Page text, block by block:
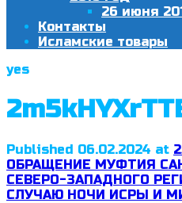
26 июня
Контакты
Исламские товары
yes
Published 06.02.2024 at
ОБРАЩЕНИЕ МУФТИЯ
СЕВЕРО-ЗАПАДНОГО
СЛУЧАЮ НОЧИ ИСРЫ И